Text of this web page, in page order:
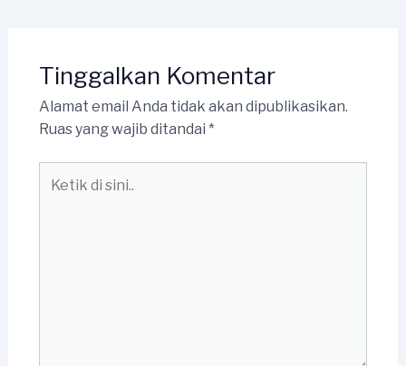
Tinggalkan Komentar
Alamat email Anda tidak akan dipublikasikan.
Ruas yang wajib ditandai *